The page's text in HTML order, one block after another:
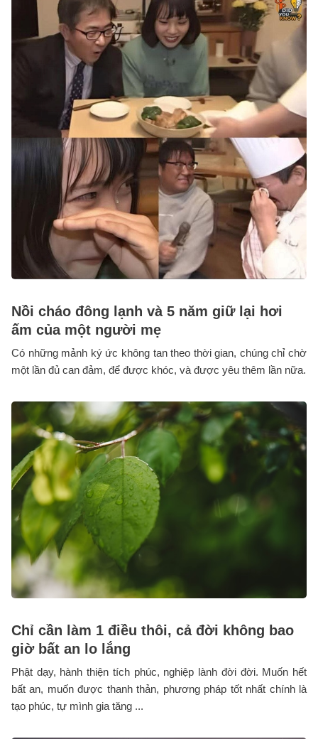
Nồi cháo đông lạnh và 5 năm giữ lại hơi
ấm của một người mẹ
Có những mảnh ký ức không tan theo thời gian, chúng chỉ chờ
một lần đủ can đảm, để được khóc, và được yêu thêm lần nữa.
Chỉ cần làm 1 điều thôi, cả đời không bao
giờ bất an lo lắng
Phật dạy, hành thiện tích phúc, nghiệp lành đời đời. Muốn hết
bất an, muốn được thanh thản, phương pháp tốt nhất chính là
tạo phúc, tự mình gia tăng ...